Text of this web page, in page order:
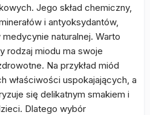
Jego skład chemiczny,
i antyoksydantów,
naturalnej. Warto
rodzaj miodu ma swoje
Na przykład miód
właściwości uspokajających, a
się delikatnym smakiem i
Dlatego wybór